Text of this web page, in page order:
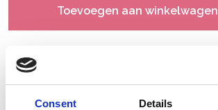
Consent Details
Toevoegen aan winkelwagen